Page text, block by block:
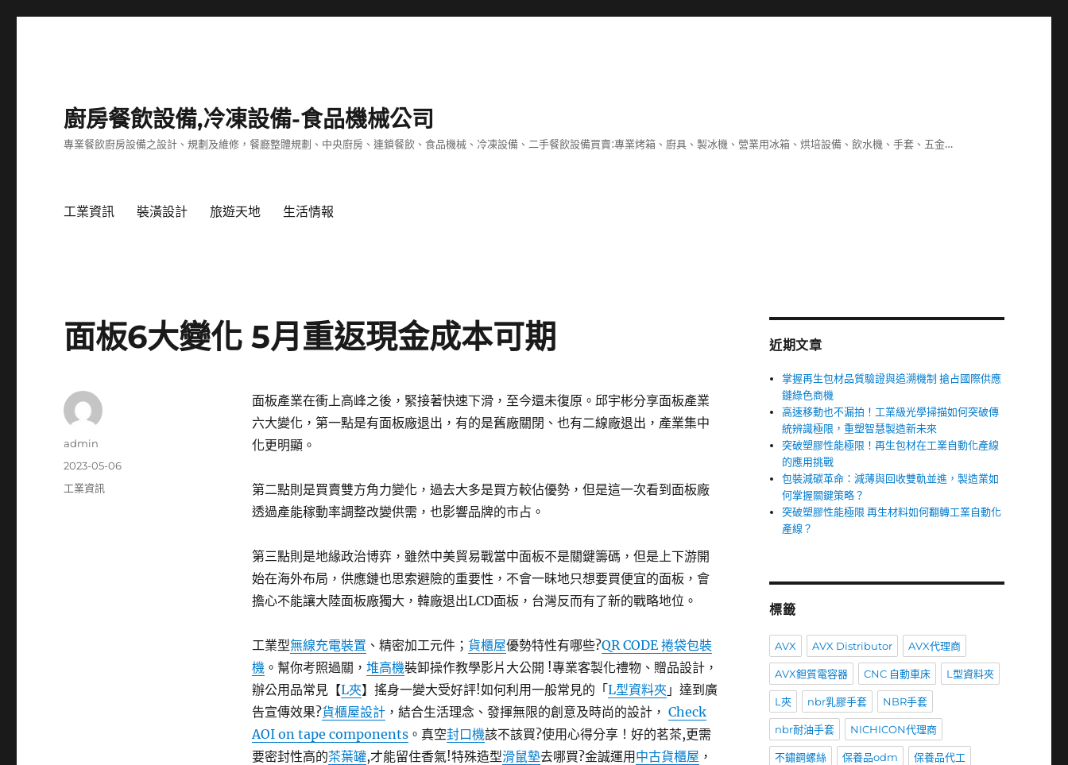
廚房餐飲設備,冷凍設備-食品機械公司
專業餐飲廚房設備之設計、規劃及維修，餐廳整體規劃、中央廚房、連鎖餐飲、食品機械、冷凍設備、二手餐飲設備買賣:專業烤箱、廚具、製冰機、營業用冰箱、烘培設備、飲水機、手套、五金…
工業資訊 裝潢設計 旅遊天地 生活情報
面板6大變化 5月重返現金成本可期
面板產業在衝上高峰之後，緊接著快速下滑，至今還未復原。邱宇彬分享面板產業
六大變化，第一點是有面板廠退出，有的是舊廠關閉、也有二線廠退出，產業集中
化更明顯。
第二點則是買賣雙方角力變化，過去大多是買方較佔優勢，但是這一次看到面板廠
透過產能稼動率調整改變供需，也影響品牌的市占。
第三點則是地緣政治博弈，雖然中美貿易戰當中面板不是關鍵籌碼，但是上下游開
始在海外布局，供應鏈也思索避險的重要性，不會一昧地只想要買便宜的面板，會
擔心不能讓大陸面板廠獨大，韓廠退出LCD面板，台灣反而有了新的戰略地位。
工業型無線充電裝置 、精密加工元件； 貨櫃屋優勢特性有哪些?QR CODE 捲袋包裝
機。幫你考照過關， 堆高機裝卸操作教學影片大公開 !專業客製化禮物、贈品設計，
辦公用品常見【L夾】搖身一變大受好評!如何利用一般常見的「L型資料夾」達到廣
告宣傳效果?貨櫃屋設計，結合生活理念、發揮無限的創意及時尚的設計， Check
AOI on tape components。真空封口機該不該買?使用心得分享！好的茗茶,更需
要密封性高的茶葉罐,才能留住香氣!特殊造型滑鼠墊去哪買?金誠運用 中古貨櫃屋 ，
作
admin
發
2023-05-06
分
工業資訊
近期文章
掌握再生包材品質驗證與追溯機制 搶占國際供應
鏈綠色商機
高速移動也不漏拍！工業級光學掃描如何突破傳
統辨識極限，重塑智慧製造新未來
突破塑膠性能極限！再生包材在工業自動化產線
的應用挑戰
包裝減碳革命：減薄與回收雙軌並進，製造業如
何掌握關鍵策略？
突破塑膠性能極限 再生材料如何翻轉工業自動化
產線？
標籤
AVX AVX Distributor AVX代理商
AVX鉭質電容器 CNC 自動車床 L型資料夾
L夾 nbr乳膠手套 NBR手套
nbr耐油手套 NICHICON代理商
不鏽鋼螺絲 保養品odm 保養品代工